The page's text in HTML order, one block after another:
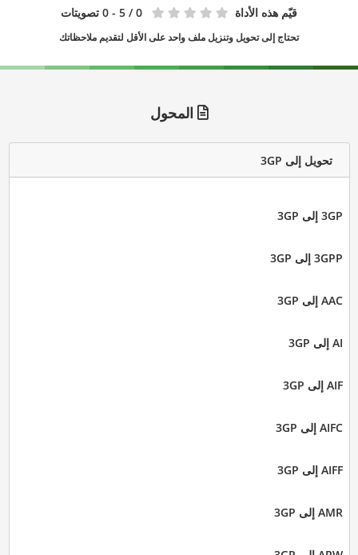
قيّم هذه الأداة 0 / 5 - 0 تصويتات
تحتاج إلى تحويل وتنزيل ملف واحد على الأقل لتقديم ملاحظاتك
المحول
تحويل إلى 3GP
3GP إلى 3GP
3GPP إلى 3GP
AAC إلى 3GP
AI إلى 3GP
AIF إلى 3GP
AIFC إلى 3GP
AIFF إلى 3GP
AMR إلى 3GP